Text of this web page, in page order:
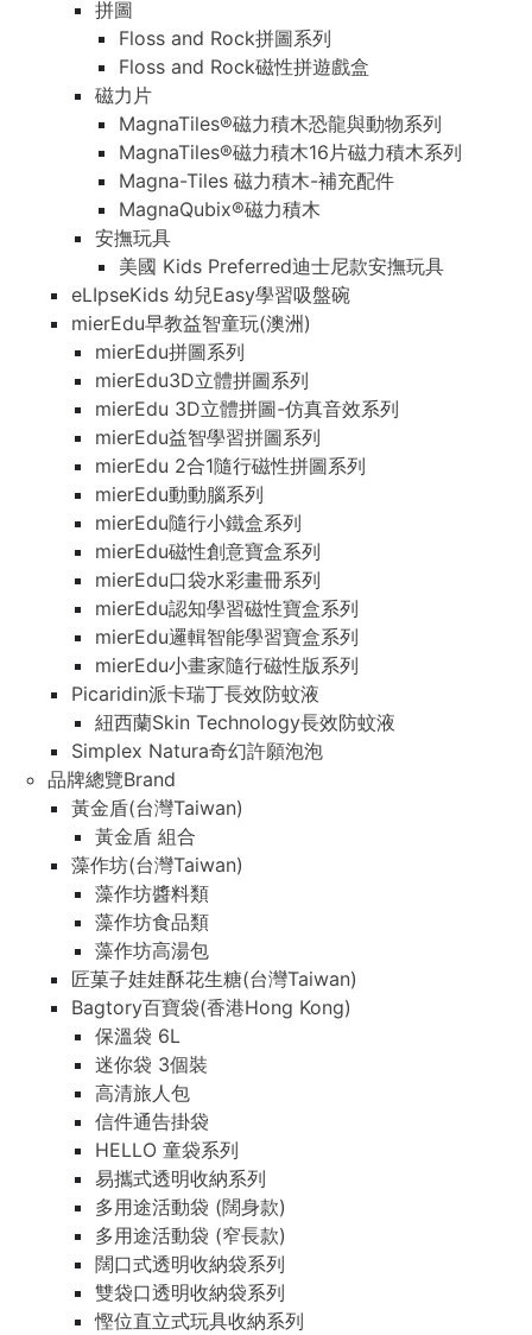
拼圖
Floss and Rock拼圖系列
Floss and Rock磁性拼遊戲盒
磁力片
MagnaTiles®磁力積木恐龍與動物系列
MagnaTiles®磁力積木16片磁力積木系列
Magna-Tiles 磁力積木-補充配件
MagnaQubix®磁力積木
安撫玩具
美國 Kids Preferred迪士尼款安撫玩具
eLIpseKids 幼兒Easy學習吸盤碗
mierEdu早教益智童玩(澳洲)
mierEdu拼圖系列
mierEdu3D立體拼圖系列
mierEdu 3D立體拼圖-仿真音效系列
mierEdu益智學習拼圖系列
mierEdu 2合1隨行磁性拼圖系列
mierEdu動動腦系列
mierEdu隨行小鐵盒系列
mierEdu磁性創意寶盒系列
mierEdu口袋水彩畫冊系列
mierEdu認知學習磁性寶盒系列
mierEdu邏輯智能學習寶盒系列
mierEdu小畫家隨行磁性版系列
Picaridin派卡瑞丁長效防蚊液
紐西蘭Skin Technology長效防蚊液
Simplex Natura奇幻許願泡泡
品牌總覽Brand
黃金盾(台灣Taiwan)
黃金盾 組合
藻作坊(台灣Taiwan)
藻作坊醬料類
藻作坊食品類
藻作坊高湯包
匠菓子娃娃酥花生糖(台灣Taiwan)
Bagtory百寶袋(香港Hong Kong)
保溫袋 6L
迷你袋 3個裝
高清旅人包
信件通告掛袋
HELLO 童袋系列
易攜式透明收納系列
多用途活動袋 (闊身款)
多用途活動袋 (窄長款)
闊口式透明收納袋系列
雙袋口透明收納袋系列
慳位直立式玩具收納系列